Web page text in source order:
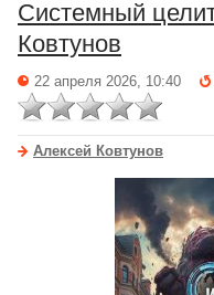
Системный
Ковтунов
22 апреля 2026, 10:40
Алексей Ковтунов